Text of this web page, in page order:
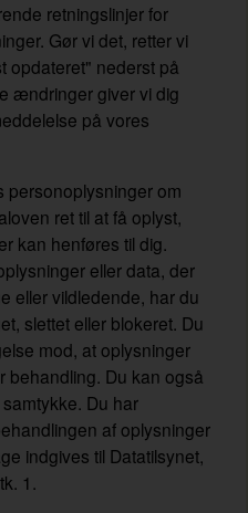
retningslinjer for
Gør vi det, retter vi
opdateret" nederst på
ændringer giver vi dig
på vores
personoplysninger om
ret til at få oplyst,
kan henføres til dig.
eller data, der
eller vildledende, har du
slettet eller blokeret. Du
mod, at oplysninger
behandling. Du kan også
Du har
af oplysninger
indgives til Datatilsynet,
1.